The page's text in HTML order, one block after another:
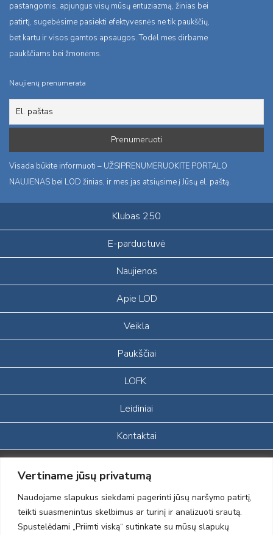
Vertiname jūsų privatumą
Naudojame slapukus siekdami pagerinti jūsų naršymo patirtį,
teikti suasmenintus skelbimus ar turinį ir analizuoti srautą.
Spustelėdami „Priimti viską“ sutinkate su mūsų slapukų
pastangomis, apjungus visų mūsų entuziazmą, žinias bei
patirtį, sugebėsime pasiekti efektyvesnės ne tik paukščių,
bet kartu ir visos gamtos apsaugos. Todėl mes dirbame
paukščiams bei žmonėms.
Naujienų prenumerata
Visada būkite informuoti – UŽSIPRENUMERUOKITE PORTALO
NAUJIENAS bei LOD žinias, ir mes jas atsiųsime į Jūsų el. paštą.
Klubas 250
E-parduotuvė
Naujienos
Apie LOD
Veikla
Paukščiai
LOFK
Leidiniai
Kontaktai
Portalas sukurtas įgyvendinant Lietuvos Respublikos, Europos
ekonominės erdvės ir Norvegijos finansinių mechanizmų iš dalies
finansuojamą paprojektį
„LOD visuomeninės /gamtosauginės veiklos sustiprinimas ir įvaizdžio
formavimas įtraukiant visuomenę į aplinkosauginių tyrimų veiklą“
(paprojekčio